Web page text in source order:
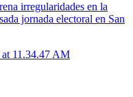
irregularidades en la
jornada electoral en San